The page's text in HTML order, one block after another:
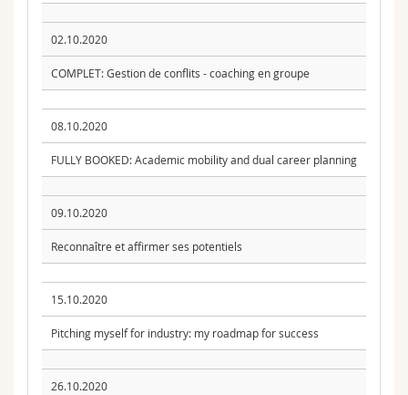
02.10.2020
COMPLET: Gestion de conflits - coaching en groupe
08.10.2020
FULLY BOOKED: Academic mobility and dual career planning
09.10.2020
Reconnaître et affirmer ses potentiels
15.10.2020
Pitching myself for industry: my roadmap for success
26.10.2020